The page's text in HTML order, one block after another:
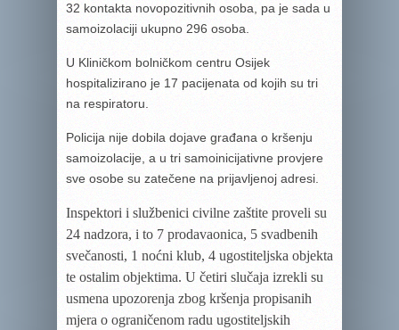
32 kontakta novopozitivnih osoba, pa je sada u
samoizolaciji ukupno 296 osoba.
U Kliničkom bolničkom centru Osijek
hospitalizirano je 17 pacijenata od kojih su tri
na respiratoru.
Policija nije dobila dojave građana o kršenju
samoizolacije, a u tri samoinicijativne provjere
sve osobe su zatečene na prijavljenoj adresi.
Inspektori i službenici civilne zaštite proveli su
24 nadzora, i to 7 prodavaonica, 5 svadbenih
svečanosti, 1 noćni klub, 4 ugostiteljska objekta
te ostalim objektima. U četiri slučaja izrekli su
usmena upozorenja zbog kršenja propisanih
mjera o ograničenom radu ugostiteljskih